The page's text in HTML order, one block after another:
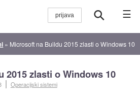
☰
» Microsoft na Buildu 2015 zlasti o Windows 10
2015 zlasti o Windows 10
Operacijski sistemi